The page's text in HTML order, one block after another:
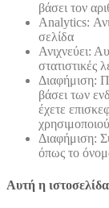
βάσει τον
Analytics:
σελίδα
Ανιχνεύει:
στατιστικές
Διαφήμιση:
βάσει των
έχετε
Διαφήμιση:
όπως το
Αυτή η